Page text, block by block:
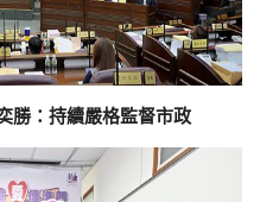
勝：持續嚴格監督市政